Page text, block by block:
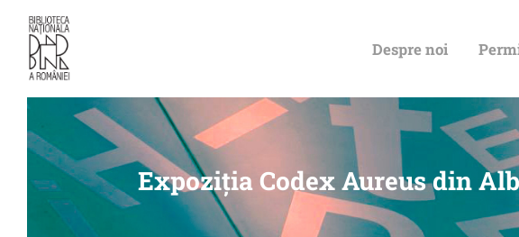
Despre noi
Expoziția Codex Aureus din
DE